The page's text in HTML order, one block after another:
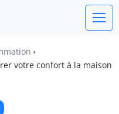
votre confort à la maison